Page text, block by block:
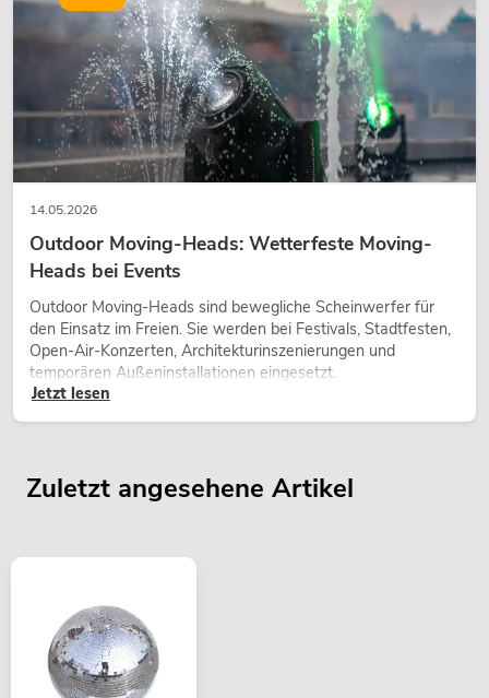
14.05.2026
Outdoor Moving-Heads: Wetterfeste Moving-
Heads bei Events
Outdoor Moving-Heads sind bewegliche Scheinwerfer für
den Einsatz im Freien. Sie werden bei Festivals, Stadtfesten,
Open-Air-Konzerten, Architekturinszenierungen und
temporären Außeninstallationen eingesetzt.
Jetzt lesen
Zuletzt angesehene Artikel